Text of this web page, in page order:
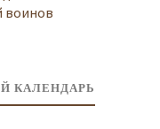
воинов
КАЛЕНДАРЬ